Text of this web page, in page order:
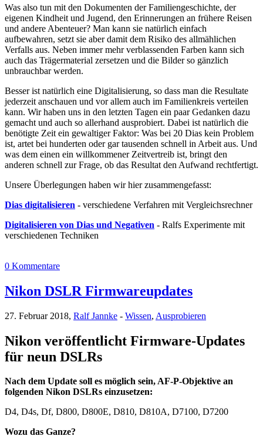
Was also tun mit den Dokumenten der Familiengeschichte, der
eigenen Kindheit und Jugend, den Erinnerungen an frühere Reisen
und andere Abenteuer? Man kann sie natürlich einfach
aufbewahren, setzt sie aber damit dem Risiko des allmählichen
Verfalls aus. Neben immer mehr verblassenden Farben kann sich
auch das Trägermaterial zersetzen und die Bilder so gänzlich
unbrauchbar werden.
Besser ist natürlich eine Digitalisierung, so dass man die Resultate
jederzeit anschauen und vor allem auch im Familienkreis verteilen
kann. Wir haben uns in den letzten Tagen ein paar Gedanken dazu
gemacht und auch so allerhand ausprobiert. Dabei ist natürlich die
benötigte Zeit ein gewaltiger Faktor: Was bei 20 Dias kein Problem
ist, artet bei hunderten oder gar tausenden schnell in Arbeit aus. Und
was dem einen ein willkommener Zeitvertreib ist, bringt den
anderen schnell zur Frage, ob das Resultat den Aufwand rechtfertigt.
Unsere Überlegungen haben wir hier zusammengefasst:
Dias digitalisieren - verschiedene Verfahren mit Vergleichsrechner
Digitalisieren von Dias und Negativen - Ralfs Experimente mit
verschiedenen Techniken
0 Kommentare
Nikon DSLR Firmwareupdates
27. Februar 2018, Ralf Jannke - Wissen, Ausprobieren
Nikon veröffentlicht Firmware-Updates
für neun DSLRs
Nach dem Update soll es möglich sein, AF-P-Objektive an
folgenden Nikon DSLRs einzusetzen:
D4, D4s, Df, D800, D800E, D810, D810A, D7100, D7200
Wozu das Ganze?